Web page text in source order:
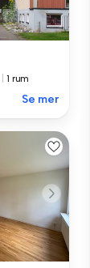
1 rum
Se mer